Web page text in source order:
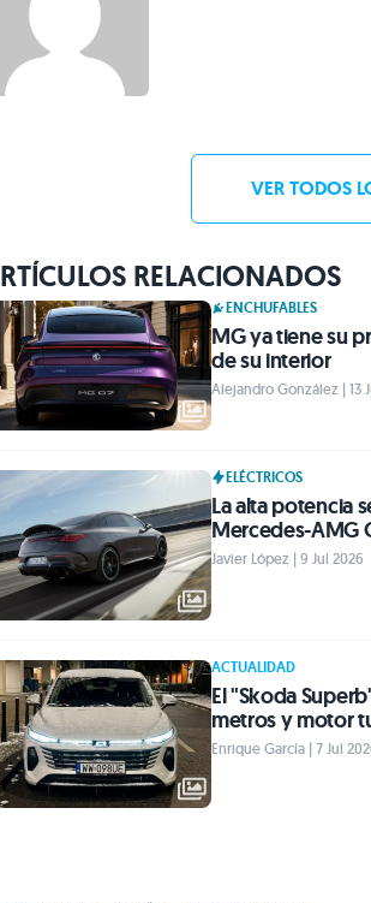
VER TODOS
RELACIONADOS
ENCHUFABLES
MG ya tiene su
de su interior
Alejandro González | 13
ELÉCTRICOS
La alta potencia
Mercedes-AMG
Javier López | 9 Jul 2026
ACTUALIDAD
El "Skoda
metros y motor
Enrique García | 7 Jul